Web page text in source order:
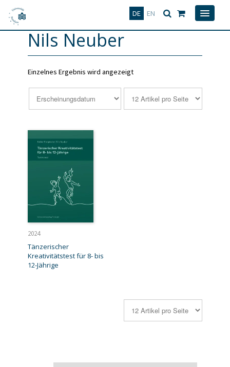
DE EN
Deutsch
Nils Neuber
Einzelnes Ergebnis wird angezeigt
2024
Tänzerischer
Kreativitätstest für 8- bis
12-Jährige